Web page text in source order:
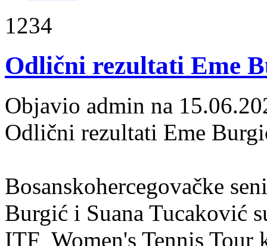
1234
Odlični rezultati Eme
Objavio admin na
Odlični rezultati Eme
Bosanskohercegovačke
Burgić i Suana Tucaković
ITF Women's Tennis Tour